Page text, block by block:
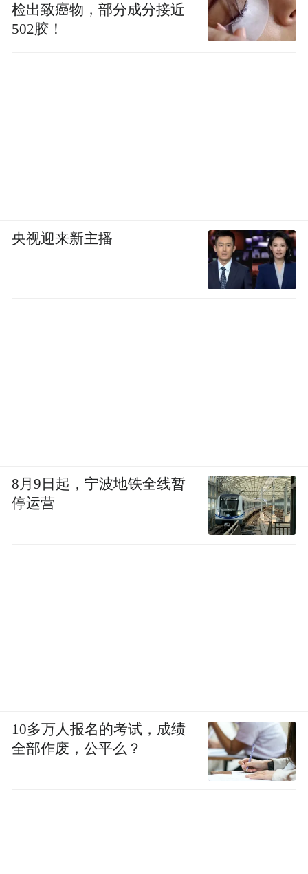
检出致癌物，部分成分接近
502胶！
央视迎来新主播
8月9日起，宁波地铁全线暂
停运营
10多万人报名的考试，成绩
全部作废，公平么？